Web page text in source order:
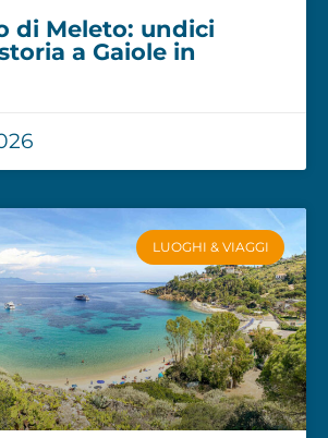
di Meleto: undici
a Gaiole in
LUOGHI & VIAGGI